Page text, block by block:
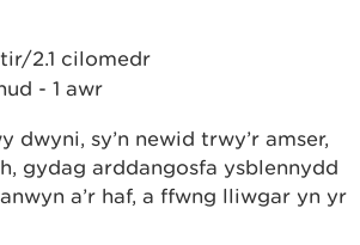
2.1 cilomedr
- 1 awr
dwyni, sy’n newid trwy’r amser,
gydag arddangosfa ysblennydd
a’r haf, a ffwng lliwgar yn yr